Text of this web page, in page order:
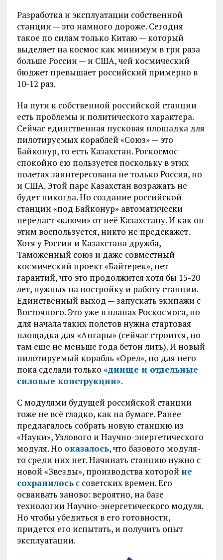
Разработка и эксплуатации собственной
станции — это намного дороже. Сегодня
такое по силам только Китаю — который
выделяет на космос как минимум в три раза
больше России — и США, чей космический
бюджет превышает российский примерно в
10-12 раз.
На пути к собственной российской станции
есть проблемы и политического характера.
Сейчас единственная пусковая площадка для
пилотируемых кораблей «Союз» — это
Байконур, то есть Казахстан. Роскосмос
спокойно ею пользуется поскольку в этих
полетах заинтересована не только Россия, но
и США. Этой паре Казахстан возражать не
будет никогда. Но создание российской
станции «под Байконур» автоматически
передаст «ключи» от неё Казахстану. И как он
этим воспользуется, никто не предскажет.
Хотя у России и Казахстана дружба,
Таможенный союз и даже совместный
космический проект «Байтерек», нет
гарантий, что это продолжится хотя бы 15-20
лет, нужных на постройку и работу станции.
Единственный выход — запускать экипажи с
Восточного. Это уже в планах Роскосмоса, но
для начала таких полетов нужна стартовая
площадка для «Ангары» (сейчас строится, но
там еще не меньше года бетон лить). И новый
пилотируемый корабль «Орел», но для него
пока сделали только «днище и отдельные
силовые конструкции».
С модулями будущей российской станции
тоже не всё гладко, как на бумаге. Ранее
предлагалось собрать новую станцию из
«Науки», Узлового и Научно-энергетического
модуля. Но оказалось, что базового модуля-
то среди них нет. Начинать станцию нужно с
новой «Звезды», производства которой не
сохранилосьс советских времен. Его
осваивать заново: вероятно, на базе
технологии Научно-энергетического модуля.
Но чтобы убедиться в его готовности,
придется его испытать, и получить опыт
эксплуатации.